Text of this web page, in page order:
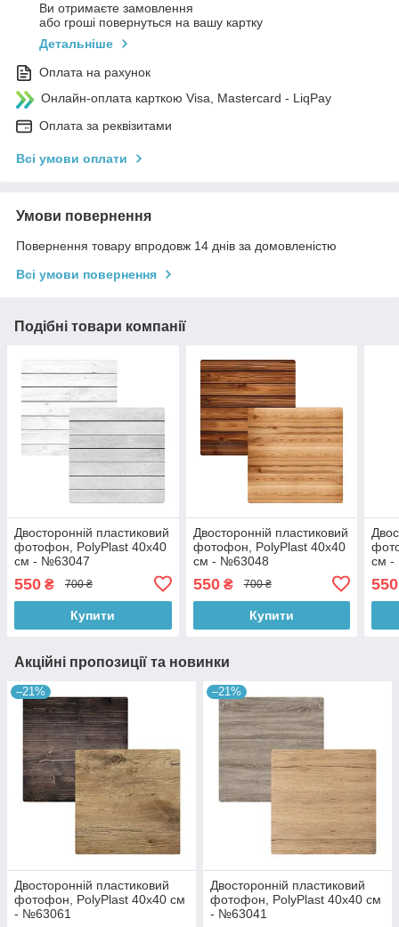
Ви отримаєте замовлення
або гроші повернуться на вашу картку
Детальніше
Оплата на рахунок
Онлайн-оплата карткою Visa, Mastercard - LiqPay
Оплата за реквізитами
Всі умови оплати
Умови повернення
Повернення товару впродовж 14 днів за домовленістю
Всі умови повернення
Подібні товари компанії
Двосторонній пластиковий
фотофон, PolyPlast 40x40
см - №63047
550 ₴ 700 ₴
Купити
Двосторонній пластиковий
фотофон, PolyPlast 40x40
см - №63048
550₴ 700 ₴
Купити
см -
550
Акційні пропозиції та новинки
–21%
Двосторонній пластиковий
фотофон, PolyPlast 40x40 см
- №63061
–21%
Двосторонній пластиковий
фотофон, PolyPlast 40x40 см
- №63041